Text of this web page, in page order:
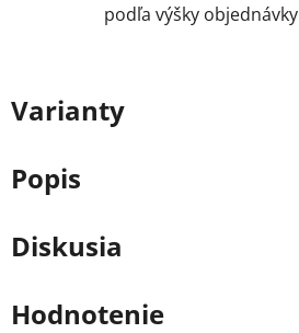
podľa výšky objednávky
Varianty
Popis
Diskusia
Hodnotenie